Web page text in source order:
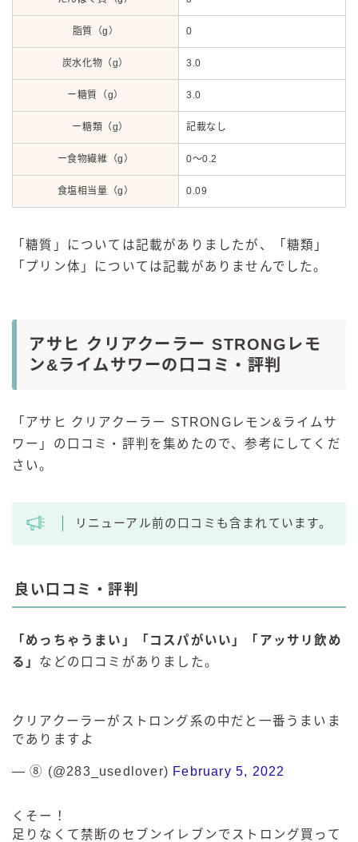
脂質（g） 0
炭水化物（g） 3.0
ー糖質（g） 3.0
ー糖類（g） 記載なし
ー食物繊維（g） 0～0.2
食塩相当量（g） 0.09
「糖質」については記載がありましたが、「糖類」
「プリン体」については記載がありませんでした。
アサヒ クリアクーラー STRONGレモ
ン&ライムサワーの口コミ・評判
「アサヒ クリアクーラー STRONGレモン&ライムサ
ワー」の口コミ・評判を集めたので、参考にしてくだ
さい。
リニューアル前の口コミも含まれています。
良い口コミ・評判
「めっちゃうまい」「コスパがいい」「 アッサリ飲め
る 」 などの口コミがありました。
クリアクーラーがストロング系の中だと一番うまいま
でありますよ
— ⑧ (@283_usedlover) February 5, 2022
くそー！
足りなくて禁断のセブンイレブンでストロング買って